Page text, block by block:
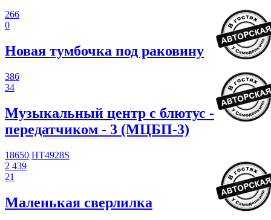
266
0
Новая тумбочка под раковину
386
34
Музыкальный центр с блютус -
передатчиком - 3 (МЦБП-3)
18650 HT4928S
2 439
21
Маленькая сверлилка